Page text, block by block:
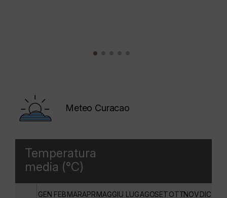
Meteo Curacao
Temperatura
media (°C)
GEN FEBMARAPRMAGGIU LUGAGOSETOTTNOVDIC